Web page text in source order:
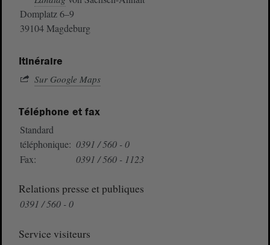
Domplatz 6–9
39104 Magdeburg
Itinéraire
Sur Google Maps
Téléphone et fax
Standard
téléphonique: 0391 / 560 - 0
Fax:
0391 / 560 - 1123
Relations presse et publiques
0391 / 560 - 0
Service visiteurs